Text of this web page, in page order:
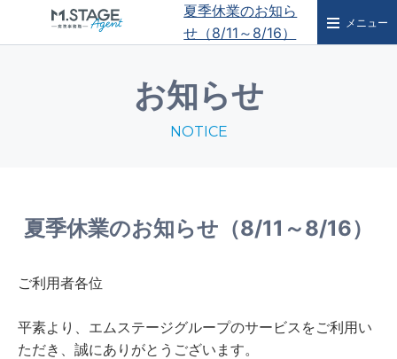
夏季休業のお知ら
せ（8/11～8/16）
メニュー
お知らせ
NOTICE
夏季休業のお知らせ（8/11～8/16）
ご利用者各位
平素より、エムステージグループのサービスをご利用い
ただき、誠にありがとうございます。